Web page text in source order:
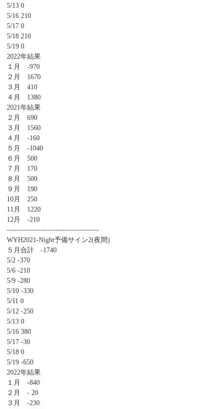
5/13 0
5/16 210
5/17 0
5/18 210
5/19 0
2022年結果
１月 -970
２月 1670
３月 410
４月 1380
2021年結果
２月 690
３月 1560
４月 -160
５月 -1040
６月 500
７月 170
８月 500
９月 190
10月 250
11月 1220
12月 -210
--------------------------------------
WYH2021-Night予備サイン2(夜間)
５月合計 -1740
5/2 -370
5/6 -210
5/9 -280
5/10 -330
5/11 0
5/12 -250
5/13 0
5/16 380
5/17 -30
5/18 0
5/19 -650
2022年結果
１月 -840
２月 - 20
３月 -230